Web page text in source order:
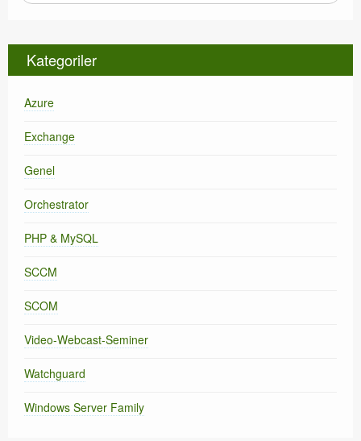
Kategoriler
Azure
Exchange
Genel
Orchestrator
PHP & MySQL
SCCM
SCOM
Video-Webcast-Seminer
Watchguard
Windows Server Family